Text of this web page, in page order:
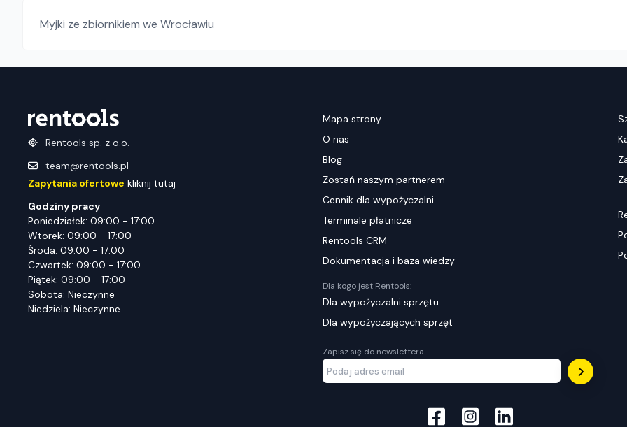
Myjki ze zbiornikiem we Wrocławiu
Rentools sp. z o.o.
team@rentools.pl
Zapytania ofertowe kliknij tutaj
Godziny pracy
Poniedziałek: 09:00 - 17:00
Wtorek: 09:00 - 17:00
Środa: 09:00 - 17:00
Czwartek: 09:00 - 17:00
Piątek: 09:00 - 17:00
Sobota: Nieczynne
Niedziela: Nieczynne
Mapa strony
O nas
Blog
Zostań naszym partnerem
Cennik dla wypożyczalni
Terminale płatnicze
Rentools CRM
Dokumentacja i baza wiedzy
Dla kogo jest Rentools:
Dla wypożyczalni sprzętu
Dla wypożyczających sprzęt
Zapisz się do newslettera